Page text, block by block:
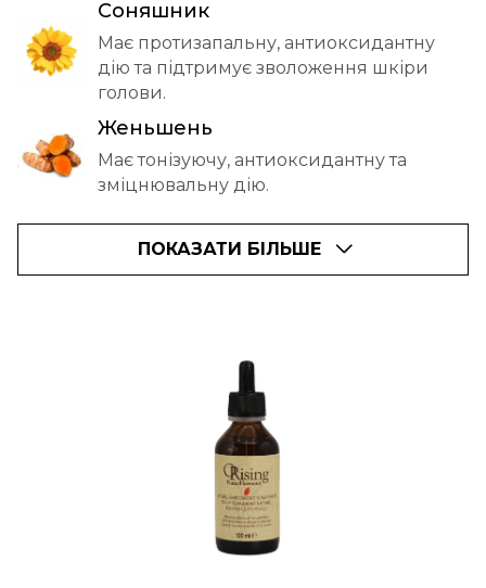
Соняшник
Має протизапальну, антиоксидантну
дію та підтримує зволоження шкіри
голови.
Женьшень
Має тонізуючу, антиоксидантну та
зміцнювальну дію.
ПОКАЗАТИ БІЛЬШЕ